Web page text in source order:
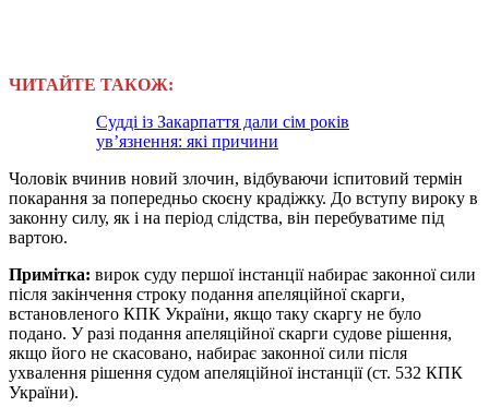
ЧИТАЙТЕ ТАКОЖ:
Судді із Закарпаття дали сім років
ув’язнення: які причини
Чоловік вчинив новий злочин, відбуваючи іспитовий термін
покарання за попередньо скоєну крадіжку. До вступу вироку в
законну силу, як і на період слідства, він перебуватиме під
вартою.
Примітка: вирок суду першої інстанції набирає законної сили
після закінчення строку подання апеляційної скарги,
встановленого КПК України, якщо таку скаргу не було
подано. У разі подання апеляційної скарги судове рішення,
якщо його не скасовано, набирає законної сили після
ухвалення рішення судом апеляційної інстанції (ст. 532 КПК
України).